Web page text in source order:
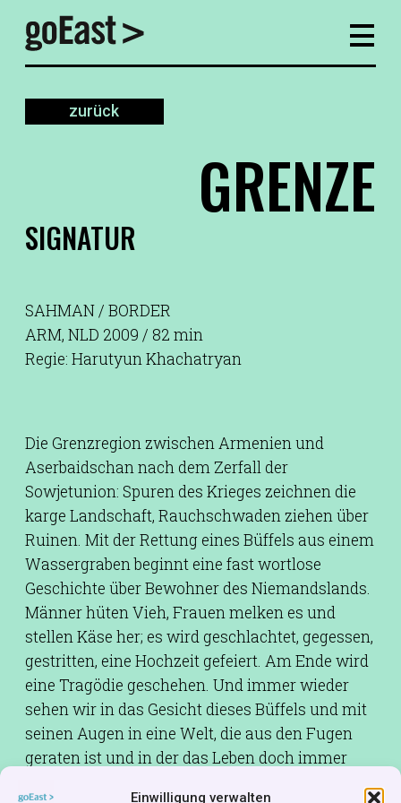
Einwilligung verwalten
zurück
GRENZE
SIGNATUR
SAHMAN / BORDER
ARM, NLD 2009 / 82 min
Regie: Harutyun Khachatryan
Die Grenzregion zwischen Armenien und
Aserbaidschan nach dem Zerfall der
Sowjetunion: Spuren des Krieges zeichnen die
karge Landschaft, Rauchschwaden ziehen über
Ruinen. Mit der Rettung eines Büffels aus einem
Wassergraben beginnt eine fast wortlose
Geschichte über Bewohner des Niemandslands.
Männer hüten Vieh, Frauen melken es und
stellen Käse her; es wird geschlachtet, gegessen,
gestritten, eine Hochzeit gefeiert. Am Ende wird
eine Tragödie geschehen. Und immer wieder
sehen wir in das Gesicht dieses Büffels und mit
seinen Augen in eine Welt, die aus den Fugen
geraten ist und in der das Leben doch immer